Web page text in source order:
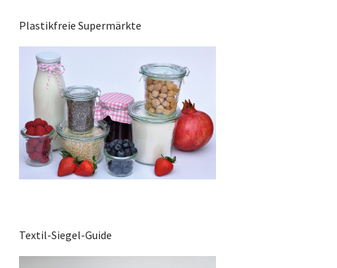
Plastikfreie Supermärkte
Textil-Siegel-Guide